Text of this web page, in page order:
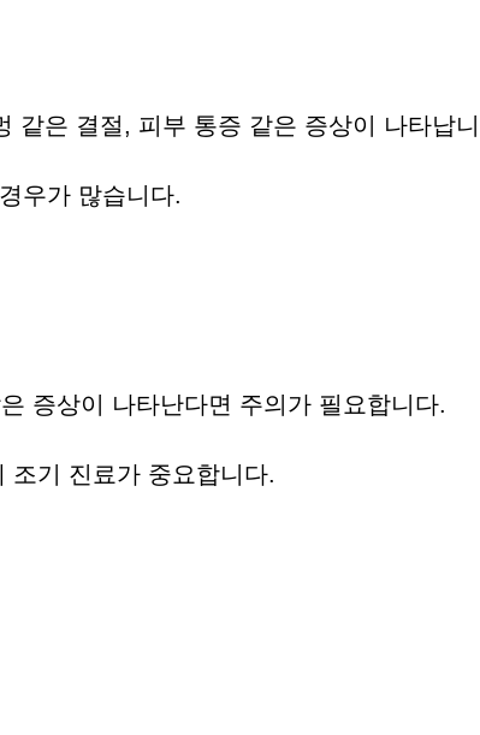
같은 결절, 피부 통증 같은 증상이 나타납
우가 많습니다.
증상이 나타난다면 주의가 필요합니다.
조기 진료가 중요합니다.